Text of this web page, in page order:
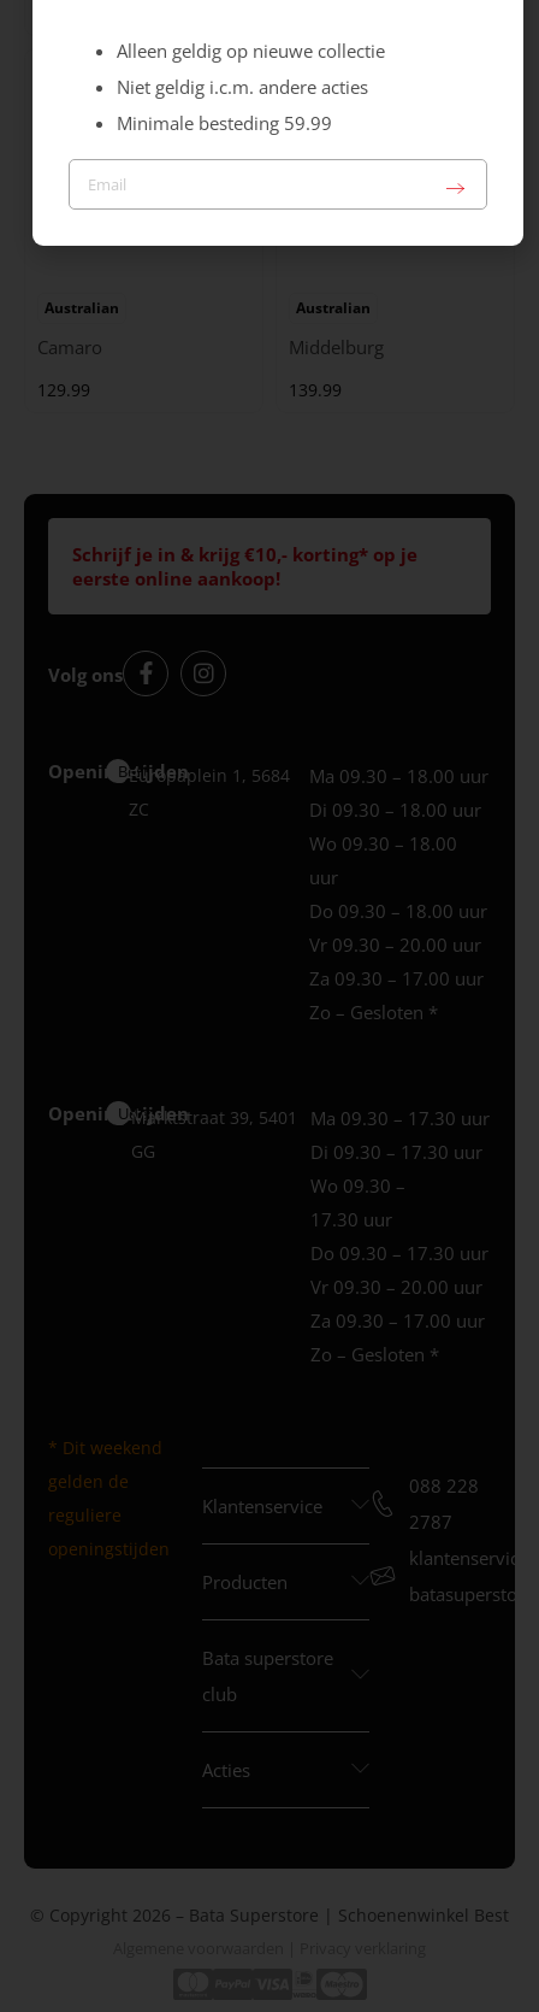
Australian
Camaro
129.99
Australian
Middelburg
139.99
Schrijf je in & krijg €10,- korting* op je
eerste online aankoop!
Volg ons
Openingstijden
Best
Europaplein 1, 5684
ZC
Ma 09.30 – 18.00 uur
Di 09.30 – 18.00 uur
Wo 09.30 – 18.00
uur
Do 09.30 – 18.00 uur
Vr 09.30 – 20.00 uur
Za 09.30 – 17.00 uur
Zo – Gesloten *
Openingstijden
Uden
Marktstraat 39, 5401
GG
Ma 09.30 – 17.30 uur
Di 09.30 – 17.30 uur
Wo 09.30 –
17.30 uur
Do 09.30 – 17.30 uur
Vr 09.30 – 20.00 uur
Za 09.30 – 17.00 uur
Zo – Gesloten *
* Dit weekend
gelden de
reguliere
openingstijden
Klantenservice
Producten
Bata superstore
club
Acties
088 228
2787
© Copyright 2026 – Bata Superstore | Schoenenwinkel Best
Alleen geldig op nieuwe collectie
Niet geldig i.c.m. andere acties
Minimale besteding 59.99